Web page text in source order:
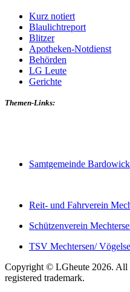
Kurz notiert
Blaulichtreport
Blitzer
Apotheken-Notdienst
Behörden
LG Leute
Gerichte
Themen-Links:
Samtgemeinde Bardowick
Reit- und Fahrverein
Schützenverein
TSV Mechtersen/
Copyright © LGheute 2026. All
registered trademark.